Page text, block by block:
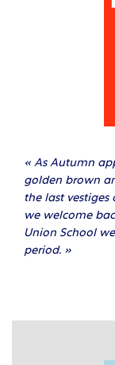
« As Autumn
golden brown
the last
we welcome
Union School
period. »